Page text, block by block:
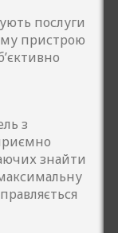
послуги
пристрою
з
знайти